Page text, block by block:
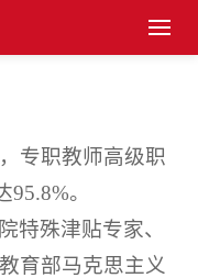
专职教师高级职
。
特殊津贴专家、
育部马克思主义